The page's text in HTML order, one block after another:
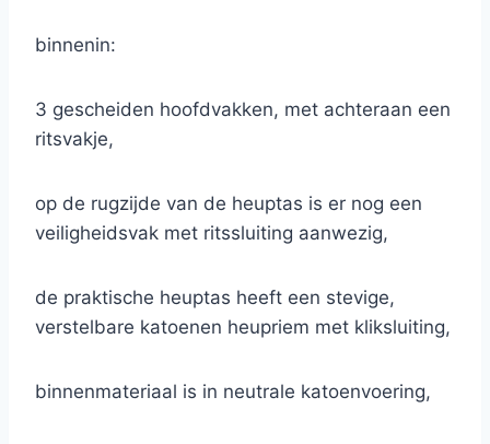
binnenin:
3 gescheiden hoofdvakken, met achteraan een
ritsvakje,
op de rugzijde van de heuptas is er nog een
veiligheidsvak met ritssluiting aanwezig,
de praktische heuptas heeft een stevige,
verstelbare katoenen heupriem met kliksluiting,
binnenmateriaal is in neutrale katoenvoering,